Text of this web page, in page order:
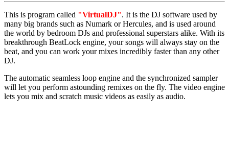
This is program called "VirtualDJ". It is the DJ software used by
many big brands such as Numark or Hercules, and is used around
the world by bedroom DJs and professional superstars alike. With its
breakthrough BeatLock engine, your songs will always stay on the
beat, and you can work your mixes incredibly faster than any other
DJ.
The automatic seamless loop engine and the synchronized sampler
will let you perform astounding remixes on the fly. The video engine
lets you mix and scratch music videos as easily as audio.